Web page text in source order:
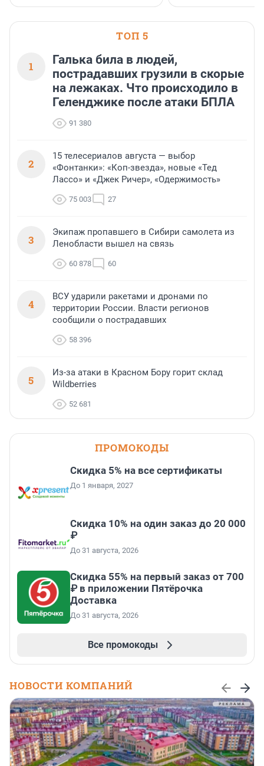
ТОП 5
1
Галька била в людей,
пострадавших грузили в скорые
на лежаках. Что происходило в
Геленджике после атаки БПЛА
91 380
2
15 телесериалов августа — выбор
«Фонтанки»: «Коп-звезда», новые «Тед
Лассо» и «Джек Ричер», «Одержимость»
75 003 27
3
Экипаж пропавшего в Сибири самолета из
Ленобласти вышел на связь
60 878 60
4
ВСУ ударили ракетами и дронами по
территории России. Власти регионов
сообщили о пострадавших
58 396
5
Из-за атаки в Красном Бору горит склад
Wildberries
52 681
ПРОМОКОДЫ
Скидка 5% на все сертификаты
До 1 января, 2027
Скидка 10% на один заказ до 20 000
₽
До 31 августа, 2026
Скидка 55% на первый заказ от 700
₽ в приложении Пятёрочка
Доставка
До 31 августа, 2026
Все промокоды
НОВОСТИ КОМПАНИЙ